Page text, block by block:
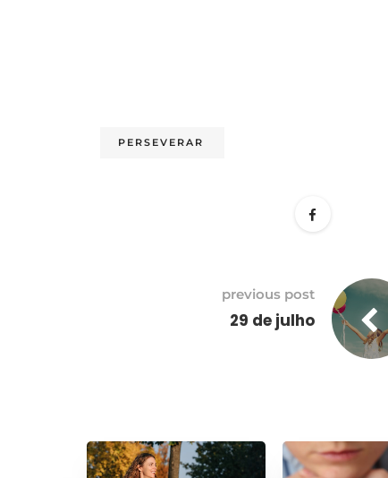
PERSEVERAR
previous post
29 de julho